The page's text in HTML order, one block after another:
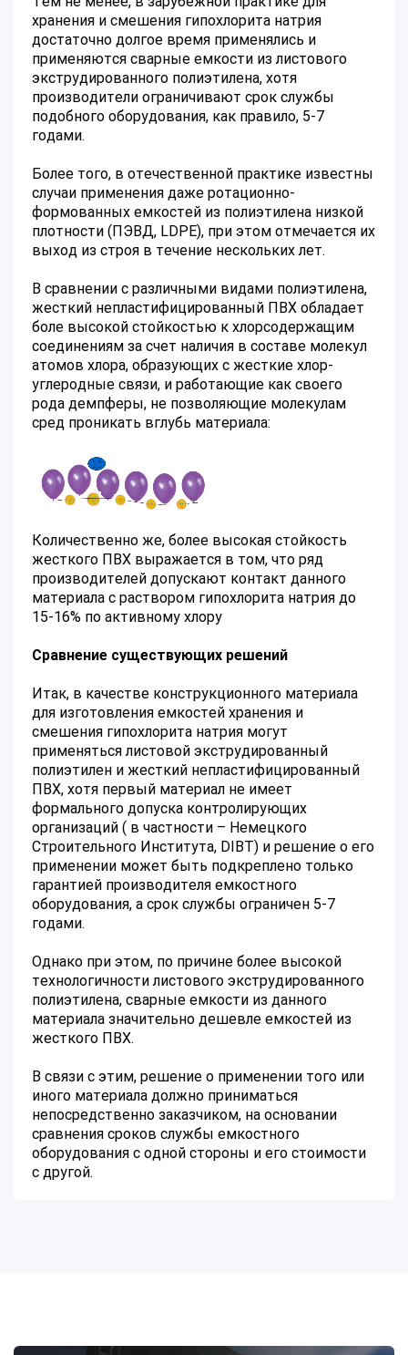
хранения и смешения гипохлорита натрия
достаточно долгое время применялись и
применяются сварные емкости из листового
экструдированного полиэтилена, хотя
производители ограничивают срок службы
подобного оборудования, как правило, 5-7
годами.
Более того, в отечественной практике известны
случаи применения даже ротационно-
формованных емкостей из полиэтилена низкой
плотности (ПЭВД, LDPE), при этом отмечается их
выход из строя в течение нескольких лет.
В сравнении с различными видами полиэтилена,
жесткий непластифицированный ПВХ обладает
боле высокой стойкостью к хлорсодержащим
соединениям за счет наличия в составе молекул
атомов хлора, образующих с жесткие хлор-
углеродные связи, и работающие как своего
рода демпферы, не позволяющие молекулам
сред проникать вглубь материала:
Количественно же, более высокая стойкость
жесткого ПВХ выражается в том, что ряд
производителей допускают контакт данного
материала с раствором гипохлорита натрия до
15-16% по активному хлору
Сравнение существующих решений
Итак, в качестве конструкционного материала
для изготовления емкостей хранения и
смешения гипохлорита натрия могут
применяться листовой экструдированный
полиэтилен и жесткий непластифицированный
ПВХ, хотя первый материал не имеет
формального допуска контролирующих
организаций ( в частности – Немецкого
Строительного Института, DIBT) и решение о его
применении может быть подкреплено только
гарантией производителя емкостного
оборудования, а срок службы ограничен 5-7
годами.
Однако при этом, по причине более высокой
технологичности листового экструдированного
полиэтилена, сварные емкости из данного
материала значительно дешевле емкостей из
жесткого ПВХ.
В связи с этим, решение о применении того или
иного материала должно приниматься
непосредственно заказчиком, на основании
сравнения сроков службы емкостного
оборудования с одной стороны и его стоимости
с другой.